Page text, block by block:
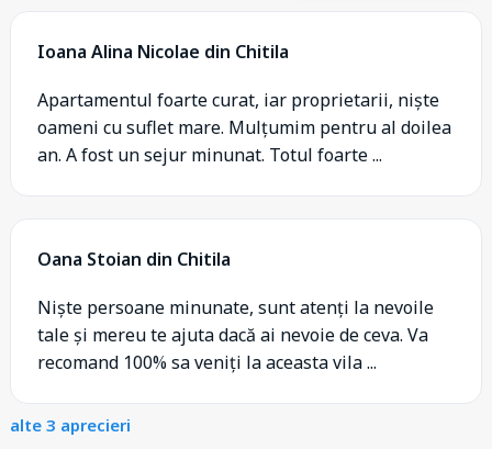
Ioana Alina Nicolae din Chitila
Apartamentul foarte curat, iar proprietarii, niște
oameni cu suflet mare. Mulțumim pentru al doilea
an. A fost un sejur minunat. Totul foarte ...
Oana Stoian din Chitila
Niște persoane minunate, sunt atenți la nevoile
tale și mereu te ajuta dacă ai nevoie de ceva. Va
recomand 100% sa veniți la aceasta vila ...
alte 3 aprecieri